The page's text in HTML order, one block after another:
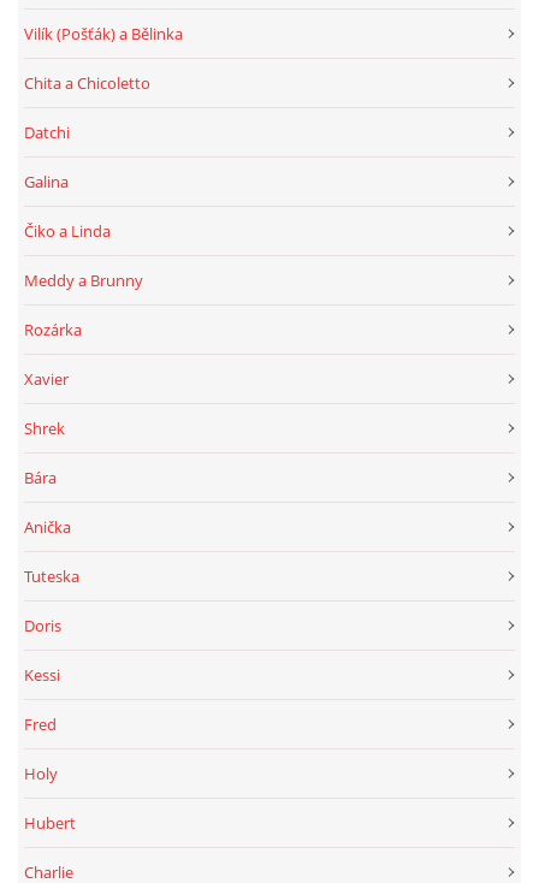
Vilík (Pošťák) a Bělinka
Chita a Chicoletto
Datchi
Galina
Čiko a Linda
Meddy a Brunny
Rozárka
Xavier
Shrek
Bára
Anička
Tuteska
Doris
Kessi
Fred
Holy
Hubert
Charlie